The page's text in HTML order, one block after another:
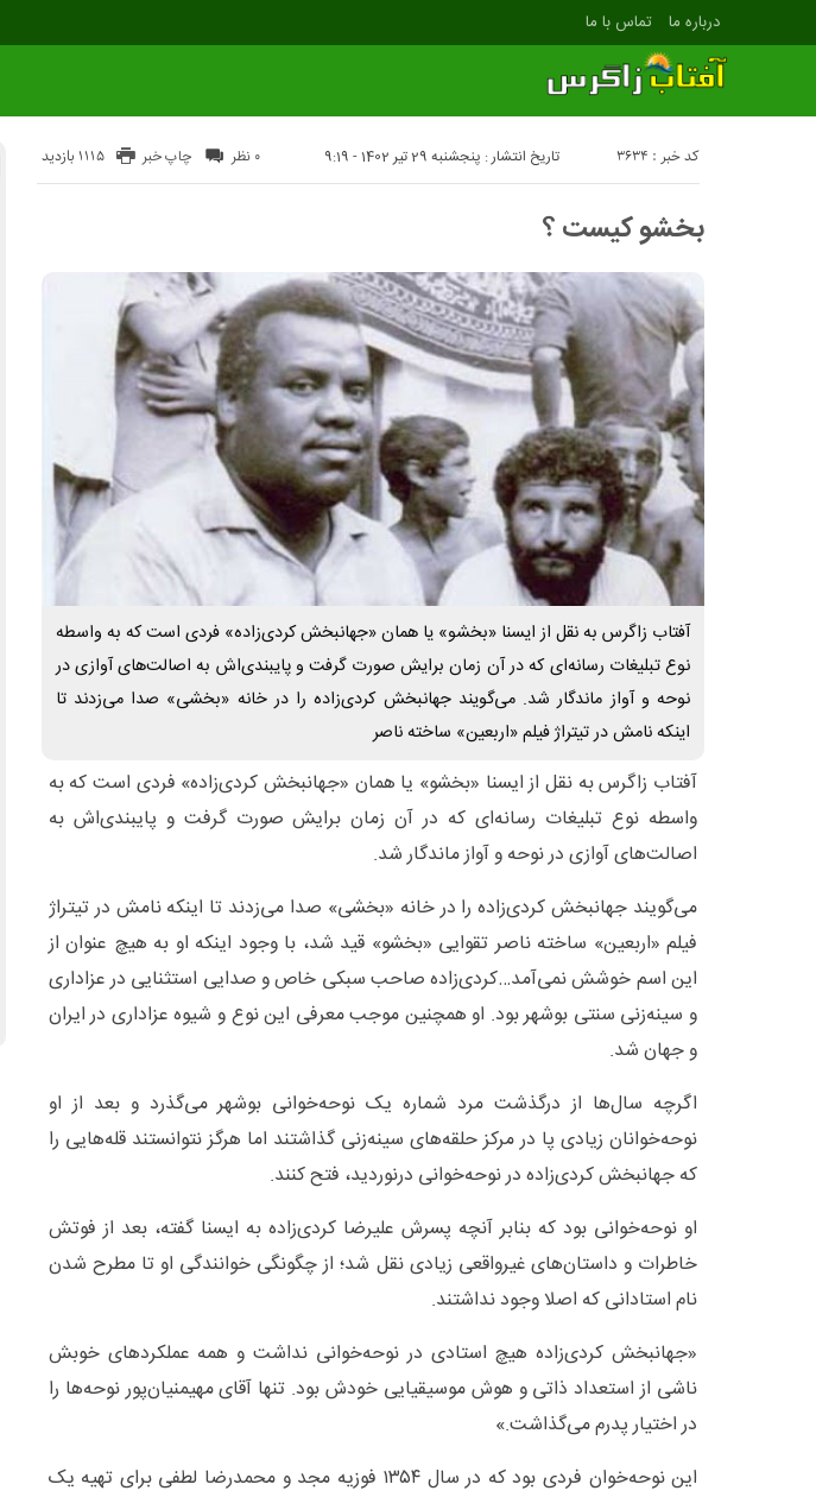
درباره ما تماس با ما
تاریخ انتشار : پنجشنبه 29 تیر 1402 - 9:19 1115 بازدید کد خبر : 3634 چاپ خبر ۰ نظر
بخشو کیست ؟
آفتاب زاگرس به نقل از ایسنا «بخشو» یا همان «جهانبخش کردی‌زاده» فردی است که به واسطه
نوع تبلیغات رسانه‌ای که در آن زمان برایش صورت گرفت و پایبندی‌اش به اصالت‌های آوازی در
نوحه و آواز ماندگار شد. می‌گویند جهانبخش کردی‌زاده را در خانه «بخشی» صدا می‌زدند تا
اینکه نامش در تیتراژ فیلم «اربعین» ساخته ناصر
آفتاب زاگرس به نقل از ایسنا «بخشو» یا همان «جهانبخش کردی‌زاده» فردی است که به
واسطه نوع تبلیغات رسانه‌ای که در آن زمان برایش صورت گرفت و پایبندی‌اش به
اصالت‌های آوازی در نوحه و آواز ماندگار شد.
می‌گویند جهانبخش کردی‌زاده را در خانه «بخشی» صدا می‌زدند تا اینکه نامش در تیتراژ
فیلم «اربعین» ساخته ناصر تقوایی «بخشو» قید شد، با وجود اینکه او به هیچ عنوان از
این اسم خوشش نمی‌آمد…کردی‌زاده صاحب سبکی خاص و صدایی استثنایی در عزاداری
و سینه‌زنی سنتی بوشهر بود. او همچنین موجب معرفی این نوع و شیوه عزاداری در ایران
و جهان شد.
اگرچه سال‌ها از درگذشت مرد شماره یک نوحه‌خوانی بوشهر می‌گذرد و بعد از او
نوحه‌خوانان زیادی پا در مرکز حلقه‌های سینه‌زنی گذاشتند اما هرگز نتوانستند قله‌هایی را
که جهانبخش کردی‌زاده در نوحه‌خوانی درنوردید، فتح کنند.
او نوحه‌خوانی بود که بنابر آنچه پسرش علیرضا کردی‌زاده به ایسنا گفته، بعد از فوتش
خاطرات و داستان‌های غیرواقعی زیادی نقل شد؛ از چگونگی خوانندگی او تا مطرح شدن
نام استادانی که اصلا وجود نداشتند.
«جهانبخش کردی‌زاده هیچ استادی در نوحه‌خوانی نداشت و همه عملکردهای خوبش
ناشی از استعداد ذاتی و هوش موسیقیایی خودش بود. تنها آقای مهیمنیان‌پور نوحه‌ها را
در اختیار پدرم می‌گذاشت.»
این نوحه‌خوان فردی بود که در سال ۱۳۵۴ فوزیه مجد و محمدرضا لطفی برای تهیه یک